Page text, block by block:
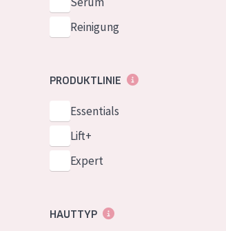
Reinigung
PRODUKTLINIE
Essentials
Lift+
Expert
HAUTTYP